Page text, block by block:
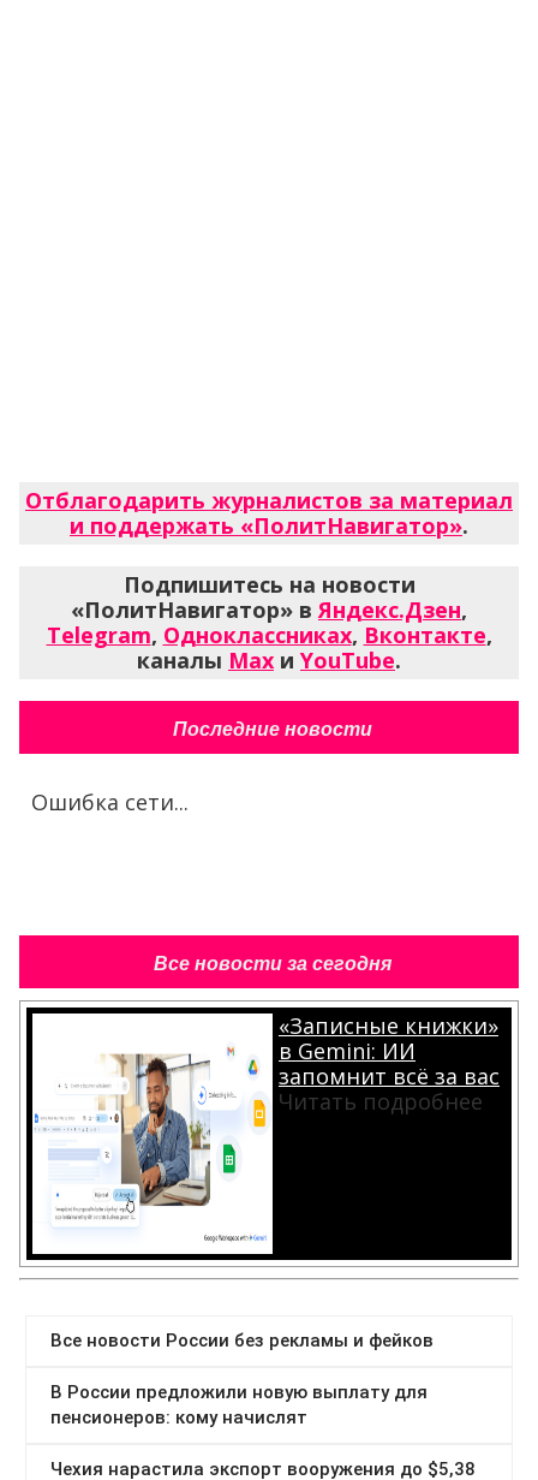
Отблагодарить журналистов за материал
и поддержать «ПолитНавигатор».
Подпишитесь на новости
«ПолитНавигатор» вЯндекс.Дзен,
Telegram, Одноклассниках, Вконтакте,
каналы Max и YouTube.
Последние новости
Ошибка сети...
Все новости за сегодня
«Записные книжки»
в Gemini: ИИ
запомнит всё за вас
Читать подробнее